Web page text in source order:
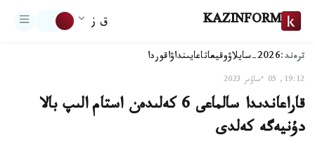
KAZINFORM ق ز
ترەند:2026-سايلاۋ وقيعاتاعايىنداۋاقوردا
19:12, 05 ءساۋىر 2023
قاراعاندىدا سالماعى 6 كەلىدەن استام الىپ بالا
دۇنيەگە كەلدى